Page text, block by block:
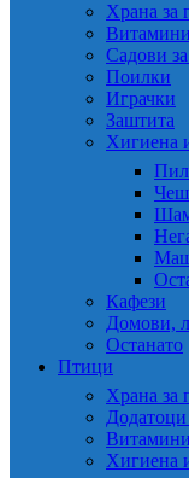
Храна за
Садови
Поилки
Играчки
Заштита
Хигиена
Кафези
Домови,
Останато
Птици
Храна за
Хигиена